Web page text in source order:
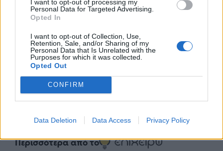
I want to opt-out of processing my
Personal Data for Targeted Advertising.
Opted In
I want to opt-out of Collection, Use,
Retention, Sale, and/or Sharing of my
Personal Data that Is Unrelated with the
Purposes for which it was collected.
Opted Out
CONFIRM
Data Deletion Data Access Privacy Policy
TP Greece: Πώς διαμορφώνεται το
μέλλον του Insurance στην εποχή του AI
Περισσότερα από το